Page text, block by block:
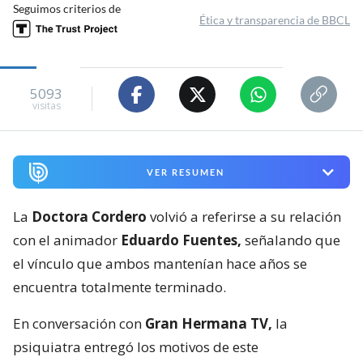
Seguimos criterios de
Ética y transparencia de BBCL
5093
visitas
VER RESUMEN
La Doctora Cordero volvió a referirse a su relación
con el animador Eduardo Fuentes, señalando que
el vínculo que ambos mantenían hace años se
encuentra totalmente terminado.
En conversación con Gran Hermana TV, la
psiquiatra entregó los motivos de este